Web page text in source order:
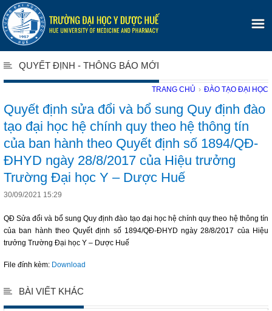
QUYẾT ĐỊNH - THÔNG BÁO MỚI
TRANG CHỦ › ĐÀO TẠO ĐẠI HỌC
Quyết định sửa đổi và bổ sung Quy định đào
tạo đại học hệ chính quy theo hệ thông tín
của ban hành theo Quyết định số 1894/QĐ-
ĐHYD ngày 28/8/2017 của Hiệu trưởng
Trường Đại học Y – Dược Huế
30/09/2021 15:29
QĐ Sửa đổi và bổ sung Quy định đào tạo đại học hệ chính quy theo hệ thông tín
của ban hành theo Quyết định số 1894/QĐ-ĐHYD ngày 28/8/2017 của Hiệu
trưởng Trường Đại học Y – Dược Huế
File đính kèm: Download
BÀI VIẾT KHÁC